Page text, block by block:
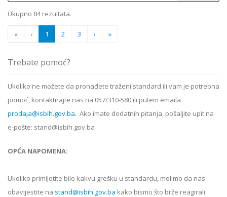
Ukupno 84 rezultata.
« ‹ 1 2 3 › »
Trebate pomoć?
Ukoliko ne možete da pronađete traženi standard ili vam je potrebna
pomoć, kontaktirajte nas na 057/310-580 ili putem emaila
prodaja@isbih.gov.ba. Ako imate dodatnih pitanja, pošaljite upit na
e-pošte: stand@isbih.gov.ba
OPĆA NAPOMENA:
Ukoliko primijetite bilo kakvu grešku u standardu, molimo da nas
obavijestite na stand@isbih.gov.ba kako bismo što brže reagirali.